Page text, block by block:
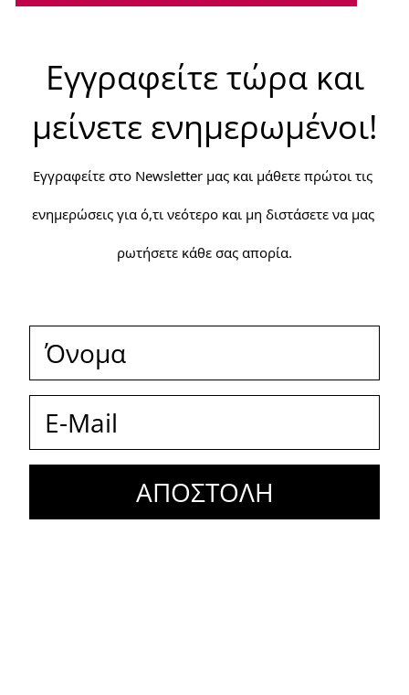
Εγγραφείτε τώρα και
μείνετε ενημερωμένοι!
Εγγραφείτε στο Newsletter μας και μάθετε πρώτοι τις
ενημερώσεις για ό,τι νεότερο και μη διστάσετε να μας
ρωτήσετε κάθε σας απορία.
ΑΠΟΣΤΟΛΗ